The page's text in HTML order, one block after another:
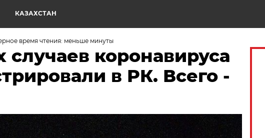
КАЗАХСТАН
время чтения: меньше минуты
случаев коронавируса
в РК. Всего -